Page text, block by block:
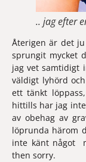
.. jag efter
Återigen är det
sprungit mycket
jag vet samtidigt
väldigt lyhörd
ett tänkt
hittills har jag
av obehag av
löprunda härom
inte känt något
then sorry.